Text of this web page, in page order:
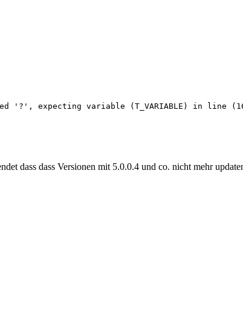
'?', expecting variable (T_VARIABLE) in line
dass dass Versionen mit 5.0.0.4 und co. nicht mehr